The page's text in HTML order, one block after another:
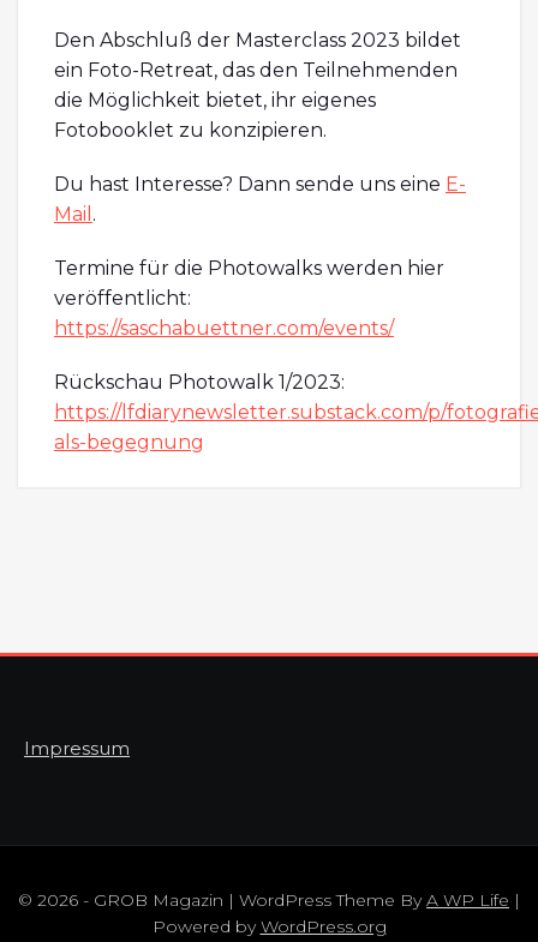
Den Abschluß der Masterclass 2023 bildet
ein Foto-Retreat, das den Teilnehmenden
die Möglichkeit bietet, ihr eigenes
Fotobooklet zu konzipieren.
Du hast Interesse? Dann sende uns eine E-
Mail .
Termine für die Photowalks werden hier
veröffentlicht:
https://saschabuettner.com/events/
Rückschau Photowalk 1/2023:
https://lfdiarynewsletter.substack.com/p/
als-begegnung
Impressum
© 2026 - GROB Magazin | WordPress Theme ByA WP Life |
Powered byWordPress.org